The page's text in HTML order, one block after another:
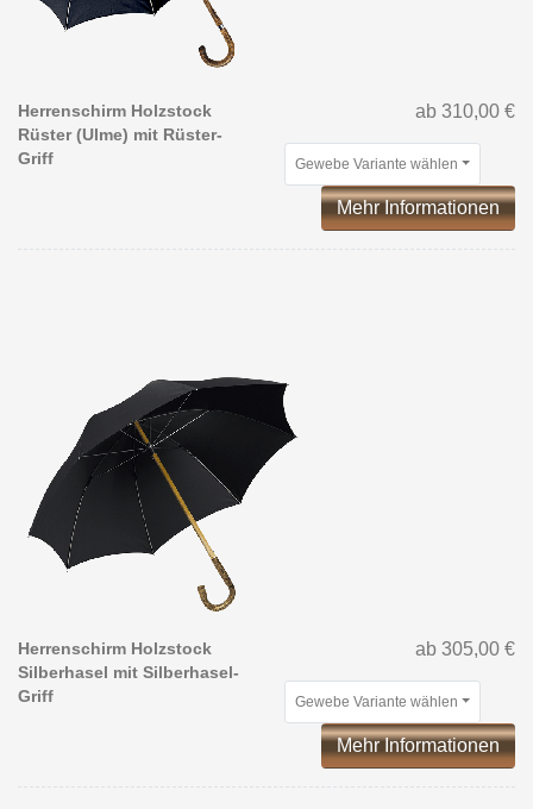
Herrenschirm Holzstock
Rüster (Ulme) mit Rüster-
Griff
ab 310,00 €
Gewebe Variante wählen
Mehr Informationen
Herrenschirm Holzstock
Silberhasel mit Silberhasel-
Griff
ab 305,00 €
Gewebe Variante wählen
Mehr Informationen